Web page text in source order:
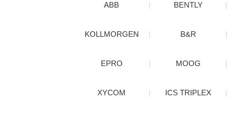
ABB BENTLY
KOLLMORGEN B&R
EPRO MOOG
XYCOM ICS TRIPLEX